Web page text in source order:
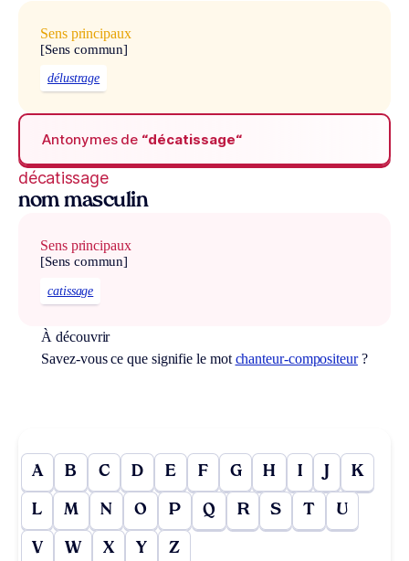
Sens principaux
[Sens commun]
délustrage
Antonymes de “décatissage“
décatissage
nom masculin
Sens principaux
[Sens commun]
catissage
À découvrir
Savez-vous ce que signifie le mot chanteur-compositeur?
A B C D E F G H I J K
L M N O P Q R S T U
V W X Y Z